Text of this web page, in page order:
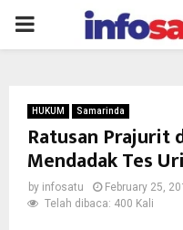
PRIMARY
HUKUM Samarinda
Ratusan Prajurit
Mendadak Tes
by infosatu
February 25,
Telah dibaca: 400 Kali